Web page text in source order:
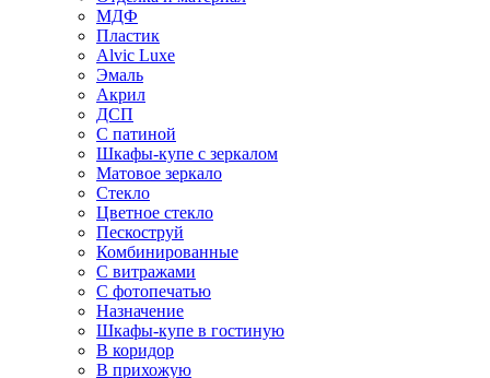
МДФ
Пластик
Alvic Luxe
Эмаль
Акрил
ДСП
С патиной
Шкафы-купе с зеркалом
Матовое зеркало
Стекло
Цветное стекло
Пескоструй
Комбинированные
С витражами
С фотопечатью
Назначение
Шкафы-купе в гостиную
В коридор
В прихожую